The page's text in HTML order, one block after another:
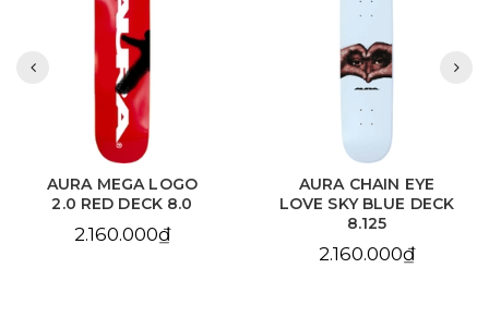
AURA MEGA LOGO
2.0 RED DECK 8.0
2.160.000₫
AURA CHAIN EYE
LOVE SKY BLUE DECK
8.125
2.160.000₫